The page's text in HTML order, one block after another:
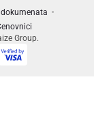
Group.